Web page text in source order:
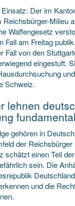
Der im
Milieu
Waffengesetz
Fall am Freitag
Fall von den
eingestuft.
Schweiz.
lehnen
gehören in
der Reichsbürger
schätzt einen Teil
sein. Die
und die